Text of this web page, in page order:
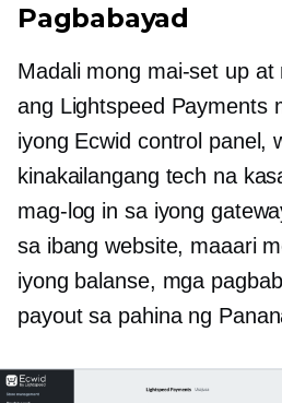
Pagbabayad
Madali mong mai-set up at
ang Lightspeed Payments
iyong Ecwid control panel,
kinakailangang tech na
mag-log in sa iyong
sa ibang website, maaari
iyong balanse, mga
payout sa pahina ng